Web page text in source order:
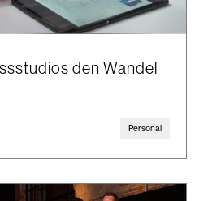
den Wandel
Personal